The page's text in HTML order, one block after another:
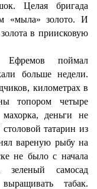
Целая бригада
«мыла» золото. И
в приисковую
Ефремов поймал
больше недели.
километрах в
топором четыре
деньги не
татарин из
вареную рыбу на
не было с начала
самосад
табак.